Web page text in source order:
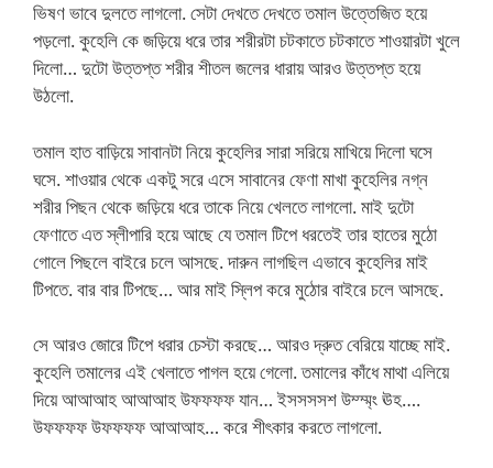
ভিষণ ভাবে দুলতে লাগলো. সেটা দেখতে দেখতে তমাল উত্তেজিত হয়ে
পড়লো. কুহেলি কে জড়িয়ে ধরে তার শরীরটা চটকাতে চটকাতে শাওয়ারটা খুলে
দিলো… দুটো উত্তপ্ত শরীর শীতল জলের ধারায় আরও উত্তপ্ত হয়ে
উঠলো.
তমাল হাত বাড়িয়ে সাবানটা নিয়ে কুহেলির সারা সরিয়ে মাখিয়ে দিলো ঘসে
ঘসে. শাওয়ার থেকে একটু সরে এসে সাবানের ফেণা মাখা কুহেলির নগ্ন
শরীর পিছন থেকে জড়িয়ে ধরে তাকে নিয়ে খেলতে লাগলো. মাই দুটো
ফেণাতে এত স্লীপারি হয়ে আছে যে তমাল টিপে ধরতেই তার হাতের মুঠো
গোলে পিছলে বাইরে চলে আসছে. দারুন লাগছিল এভাবে কুহেলির মাই
টিপতে. বার বার টিপছে… আর মাই স্লিপ করে মুঠোর বাইরে চলে আসছে.
সে আরও জোরে টিপে ধরার চেস্টা করছে… আরও দ্রুত বেরিয়ে যাচ্ছে মাই.
কুহেলি তমালের এই খেলাতে পাগল হয়ে গেলো. তমালের কাঁধে মাথা এলিয়ে
দিয়ে আআআহ আআআহ উফফফফ যান… ইসসসসশ উম্ম্ম্ং ঊহ….
উফফফফ উফফফফ আআআহ… করে শীৎকার করতে লাগলো.